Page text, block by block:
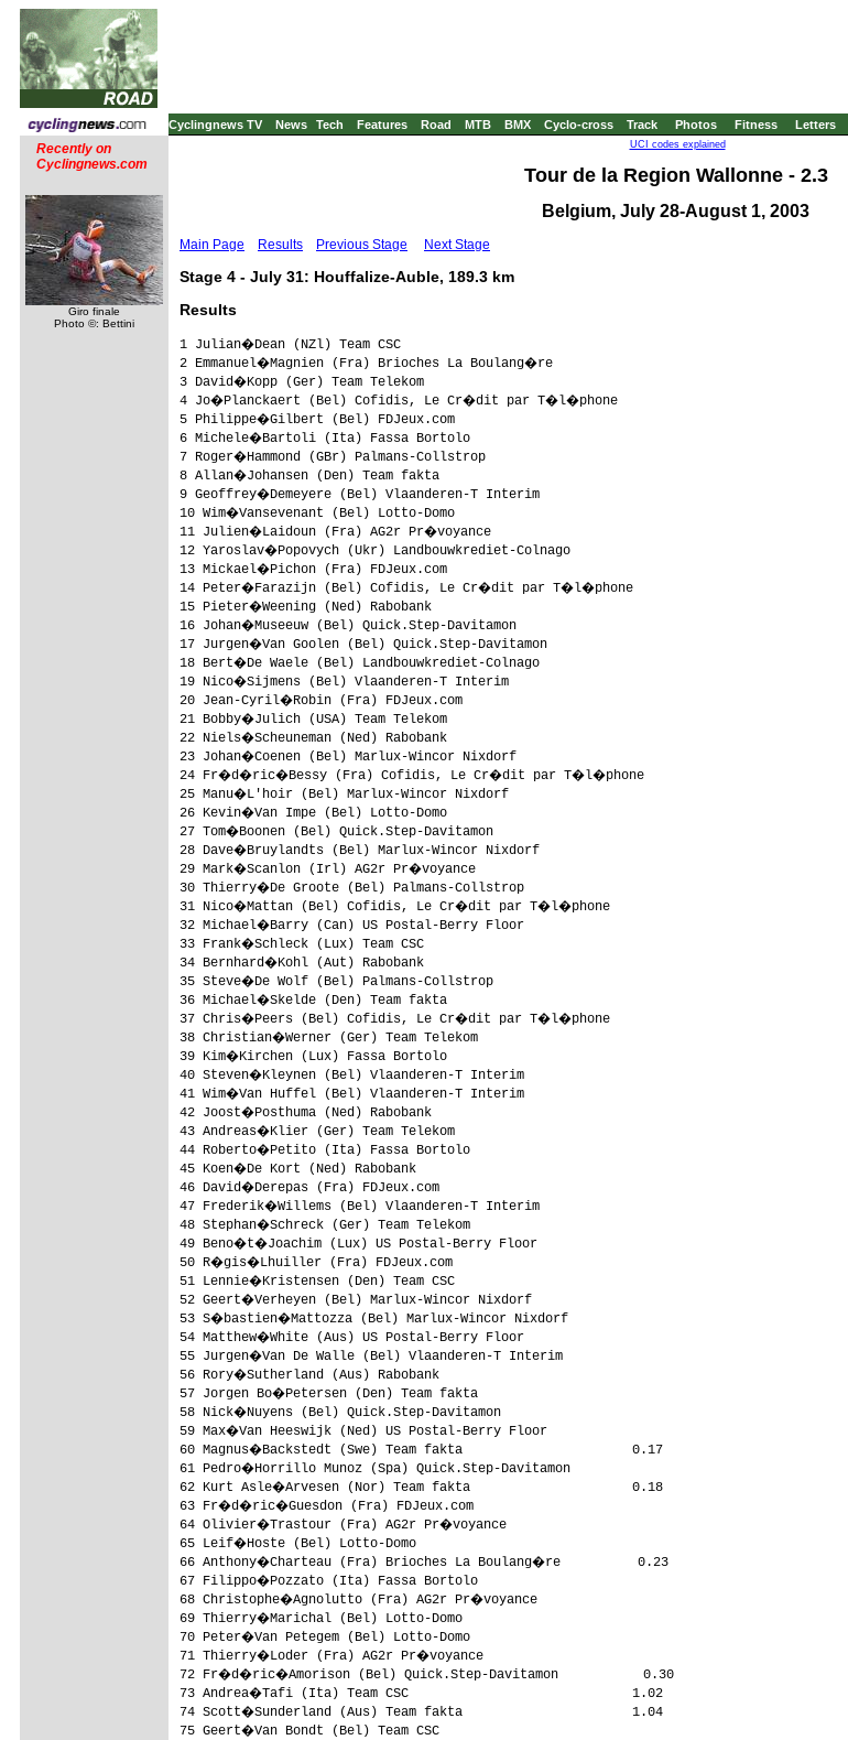
Cyclingnews TV News Tech Features Road MTB BMX Cyclo-cross Track Photos Fitness Letters
Recently on
Cyclingnews.com
Giro finale
Photo ©: Bettini
UCI codes explained
Tour de la Region Wallonne - 2.3
Belgium, July 28-August 1, 2003
Main Page Results Previous Stage Next Stage
Stage 4 - July 31: Houffalize-Auble, 189.3 km
Results
1 Julian�Dean (NZl) Team CSC
2 Emmanuel�Magnien (Fra) Brioches La Boulang�re
3 David�Kopp (Ger) Team Telekom
4 Jo�Planckaert (Bel) Cofidis, Le Cr�dit par T�l�phone
5 Philippe�Gilbert (Bel) FDJeux.com
6 Michele�Bartoli (Ita) Fassa Bortolo
7 Roger�Hammond (GBr) Palmans-Collstrop
8 Allan�Johansen (Den) Team fakta
9 Geoffrey�Demeyere (Bel) Vlaanderen-T Interim
10 Wim�Vansevenant (Bel) Lotto-Domo
11 Julien�Laidoun (Fra) AG2r Pr�voyance
12 Yaroslav�Popovych (Ukr) Landbouwkrediet-Colnago
13 Mickael�Pichon (Fra) FDJeux.com
14 Peter�Farazijn (Bel) Cofidis, Le Cr�dit par T�l�phone
15 Pieter�Weening (Ned) Rabobank
16 Johan�Museeuw (Bel) Quick.Step-Davitamon
17 Jurgen�Van Goolen (Bel) Quick.Step-Davitamon
18 Bert�De Waele (Bel) Landbouwkrediet-Colnago
19 Nico�Sijmens (Bel) Vlaanderen-T Interim
20 Jean-Cyril�Robin (Fra) FDJeux.com
21 Bobby�Julich (USA) Team Telekom
22 Niels�Scheuneman (Ned) Rabobank
23 Johan�Coenen (Bel) Marlux-Wincor Nixdorf
24 Fr�d�ric�Bessy (Fra) Cofidis, Le Cr�dit par T�l�phone
25 Manu�L'hoir (Bel) Marlux-Wincor Nixdorf
26 Kevin�Van Impe (Bel) Lotto-Domo
27 Tom�Boonen (Bel) Quick.Step-Davitamon
28 Dave�Bruylandts (Bel) Marlux-Wincor Nixdorf
29 Mark�Scanlon (Irl) AG2r Pr�voyance
30 Thierry�De Groote (Bel) Palmans-Collstrop
31 Nico�Mattan (Bel) Cofidis, Le Cr�dit par T�l�phone
32 Michael�Barry (Can) US Postal-Berry Floor
33 Frank�Schleck (Lux) Team CSC
34 Bernhard�Kohl (Aut) Rabobank
35 Steve�De Wolf (Bel) Palmans-Collstrop
36 Michael�Skelde (Den) Team fakta
37 Chris�Peers (Bel) Cofidis, Le Cr�dit par T�l�phone
38 Christian�Werner (Ger) Team Telekom
39 Kim�Kirchen (Lux) Fassa Bortolo
40 Steven�Kleynen (Bel) Vlaanderen-T Interim
41 Wim�Van Huffel (Bel) Vlaanderen-T Interim
42 Joost�Posthuma (Ned) Rabobank
43 Andreas�Klier (Ger) Team Telekom
44 Roberto�Petito (Ita) Fassa Bortolo
45 Koen�De Kort (Ned) Rabobank
46 David�Derepas (Fra) FDJeux.com
47 Frederik�Willems (Bel) Vlaanderen-T Interim
48 Stephan�Schreck (Ger) Team Telekom
49 Beno�t�Joachim (Lux) US Postal-Berry Floor
50 R�gis�Lhuiller (Fra) FDJeux.com
51 Lennie�Kristensen (Den) Team CSC
52 Geert�Verheyen (Bel) Marlux-Wincor Nixdorf
53 S�bastien�Mattozza (Bel) Marlux-Wincor Nixdorf
54 Matthew�White (Aus) US Postal-Berry Floor
55 Jurgen�Van De Walle (Bel) Vlaanderen-T Interim
56 Rory�Sutherland (Aus) Rabobank
57 Jorgen Bo�Petersen (Den) Team fakta
58 Nick�Nuyens (Bel) Quick.Step-Davitamon
59 Max�Van Heeswijk (Ned) US Postal-Berry Floor
60 Magnus�Backstedt (Swe) Team fakta                      0.17
61 Pedro�Horrillo Munoz (Spa) Quick.Step-Davitamon
62 Kurt Asle�Arvesen (Nor) Team fakta                     0.18
63 Fr�d�ric�Guesdon (Fra) FDJeux.com
64 Olivier�Trastour (Fra) AG2r Pr�voyance
65 Leif�Hoste (Bel) Lotto-Domo
66 Anthony�Charteau (Fra) Brioches La Boulang�re          0.23
67 Filippo�Pozzato (Ita) Fassa Bortolo
68 Christophe�Agnolutto (Fra) AG2r Pr�voyance
69 Thierry�Marichal (Bel) Lotto-Domo
70 Peter�Van Petegem (Bel) Lotto-Domo
71 Thierry�Loder (Fra) AG2r Pr�voyance
72 Fr�d�ric�Amorison (Bel) Quick.Step-Davitamon           0.30
73 Andrea�Tafi (Ita) Team CSC                             1.02
74 Scott�Sunderland (Aus) Team fakta                      1.04
75 Geert�Van Bondt (Bel) Team CSC